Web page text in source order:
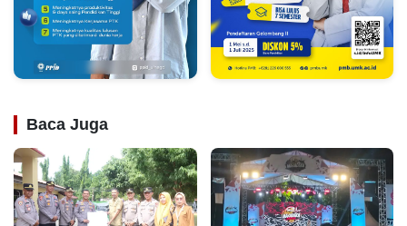
Baca Juga